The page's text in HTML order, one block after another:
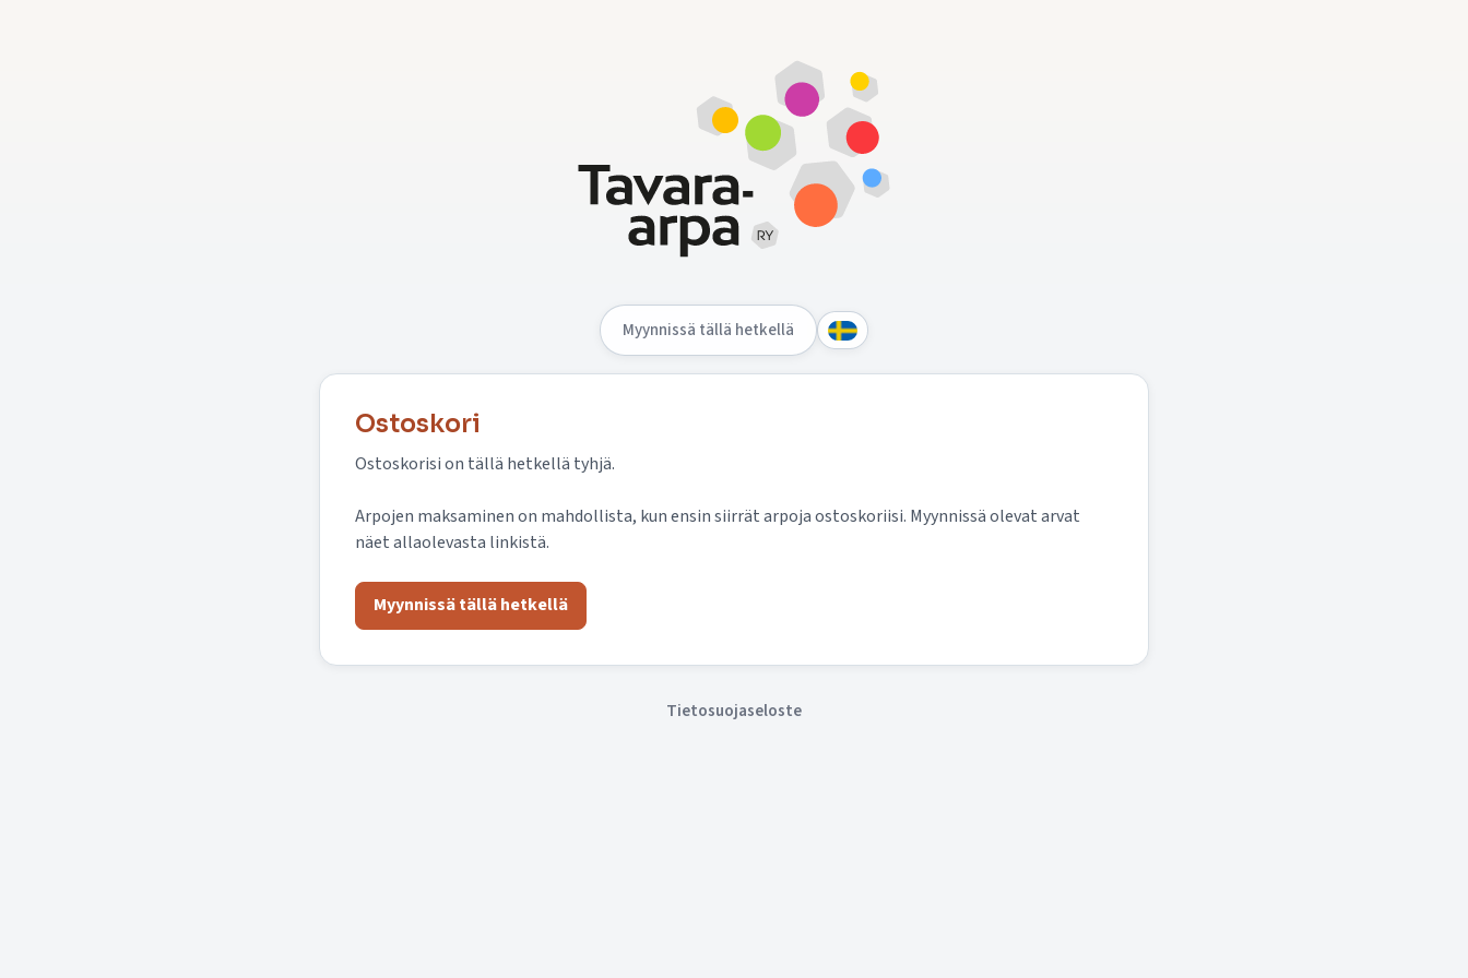
Myynnissä tällä hetkellä
Ostoskori
Ostoskorisi on tällä hetkellä tyhjä.
Arpojen maksaminen on mahdollista, kun ensin siirrät arpoja ostoskoriisi. Myynnissä olevat arvat
näet allaolevasta linkistä.
Myynnissä tällä hetkellä
Tietosuojaseloste